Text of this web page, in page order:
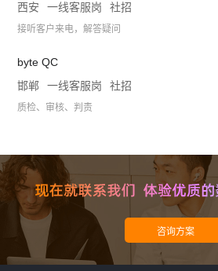
西安
一线客服岗 社招
接听客户来电，解答疑问
byte QC
邯郸
一线客服岗 社招
质检、审核、判责